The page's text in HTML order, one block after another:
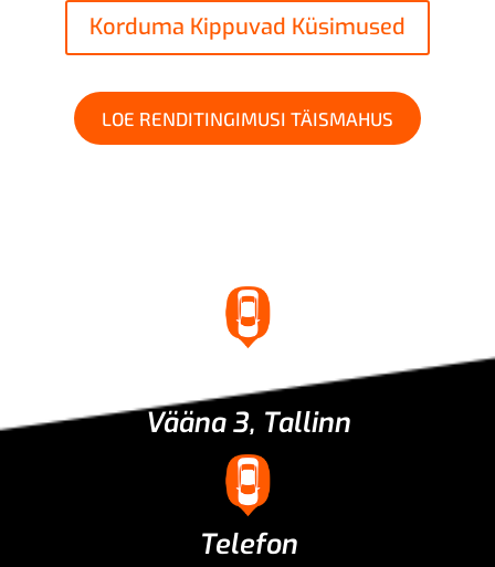
Korduma Kippuvad Küsimused
LOE RENDITINGIMUSI TÄISMAHUS
Asukoht
Vääna 3, Tallinn
Telefon